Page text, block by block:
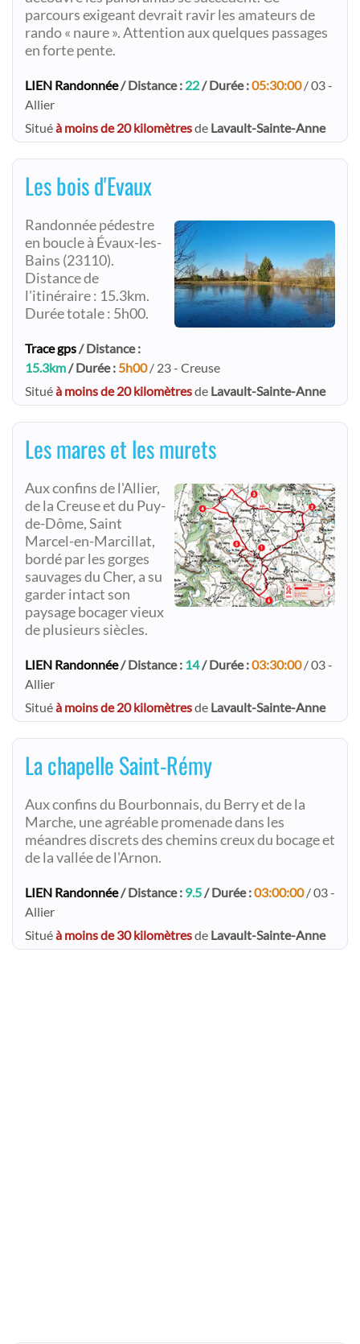
parcours exigeant devrait ravir les amateurs de
rando « naure ». Attention aux quelques passages
en forte pente.
LIEN Randonnée/ Distance : 22/ Durée :05:30:00/ 03 -
Allier
Situéà moins de 20 kilomètresde Lavault-Sainte-Anne
Les bois d'Evaux
Randonnée pédestre
en boucle à Évaux-les-
Bains (23110).
Distance de
l'itinéraire : 15.3km.
Durée totale : 5h00.
Trace gps/ Distance :
15.3km/ Durée : 5h00/ 23 - Creuse
Situéà moins de 20 kilomètresde Lavault-Sainte-Anne
Les mares et les murets
Aux confins de l'Allier,
de la Creuse et du Puy-
de-Dôme, Saint
Marcel-en-Marcillat,
bordé par les gorges
sauvages du Cher, a su
garder intact son
paysage bocager vieux
de plusieurs siècles.​
LIEN Randonnée/ Distance : 14/ Durée :03:30:00/ 03 -
Allier
Situéà moins de 20 kilomètresde Lavault-Sainte-Anne
La chapelle Saint-Rémy
Aux confins du Bourbonnais, du Berry et de la
Marche, une agréable promenade dans les
méandres discrets des chemins creux du bocage et
de la vallée de l'Arnon.
LIEN Randonnée/ Distance : 9.5/ Durée :03:00:00/ 03 -
Allier
Situéà moins de 30 kilomètresde Lavault-Sainte-Anne